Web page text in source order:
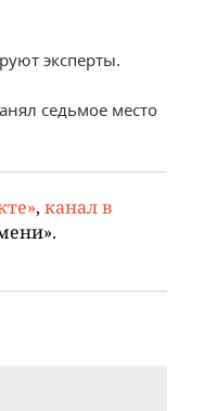
эксперты.
седьмое место
, канал в